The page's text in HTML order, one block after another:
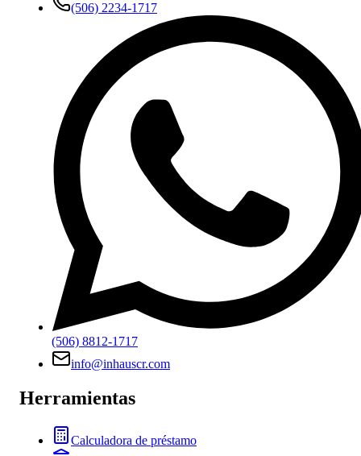
(506) 2234-1717
(506) 8812-1717
info@inhauscr.com
Herramientas
Calculadora de préstamo